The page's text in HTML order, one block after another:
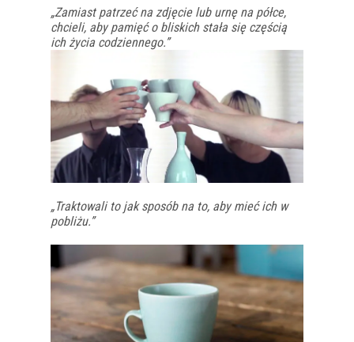
„Zamiast patrzeć na zdjęcie lub urnę na półce,
chcieli, aby pamięć o bliskich stała się częścią
ich życia codziennego.”
„Traktowali to jak sposób na to, aby mieć ich w
pobliżu.”